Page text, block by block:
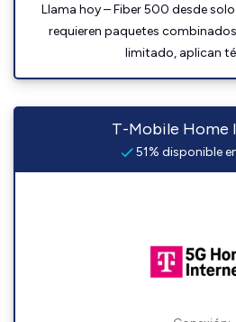
Llama hoy – Fiber 500 desde
requieren paquetes
limitado, aplican
T-Mobile Home
51% disponible